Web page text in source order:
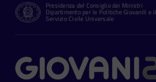
Presidenza del Consiglio dei Ministri
Dipartimento per le Politiche Giovanili e il
Servizio Civile Universale
Contatti